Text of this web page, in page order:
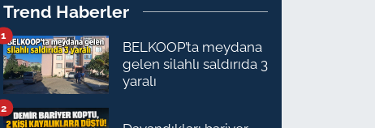
Trend Haberler
BELKOOP’ta meydana
gelen silahlı saldırıda 3
yaralı
1
2